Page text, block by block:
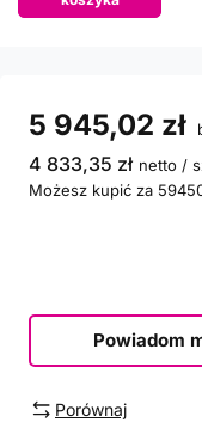
5 945,02 zł
4 833,35 zł netto /
Możesz kupić za
Powiadom
Porównaj